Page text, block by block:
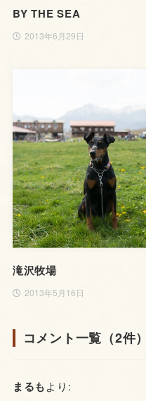
BY THE SEA
2013年6月29日
滝沢牧場
2013年5月16日
コメント一覧（2件）
まるもより: